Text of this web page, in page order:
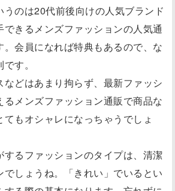
うのは20代前後向けの人気ブランド
きるメンズファッションの人気通
。会員になれば特典もあるので、な
す。
などはあまり拘らず、最新ファッシ
るメンズファッション通販で商品な
もオシャレになっちゃうでしょ
するファッションのタイプは、清潔
しょうね。「きれい」でいるとい